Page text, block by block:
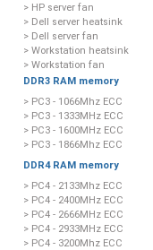
> HP server fan
> Dell server heatsink
> Dell server fan
> Workstation heatsink
> Workstation fan
DDR3 RAM memory
> PC3 - 1066Mhz ECC
> PC3 - 1333MHz ECC
> PC3 - 1600MHz ECC
> PC3 - 1866Mhz ECC
DDR4 RAM memory
> PC4 - 2133Mhz ECC
> PC4 - 2400MHz ECC
> PC4 - 2666MHz ECC
> PC4 - 2933MHz ECC
> PC4 - 3200Mhz ECC